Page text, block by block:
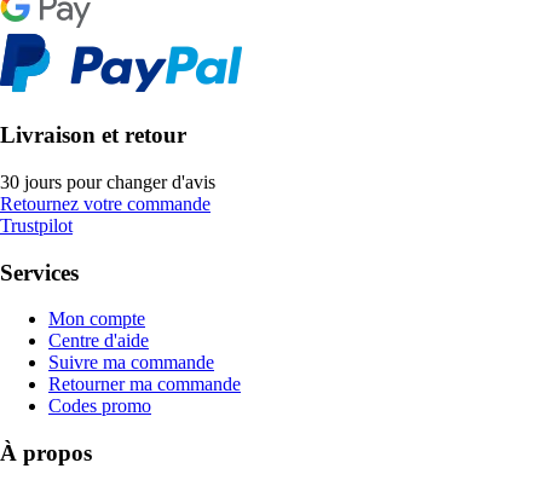
Livraison et retour
30 jours pour changer d'avis
Retournez votre commande
Trustpilot
Services
Mon compte
Centre d'aide
Suivre ma commande
Retourner ma commande
Codes promo
À propos